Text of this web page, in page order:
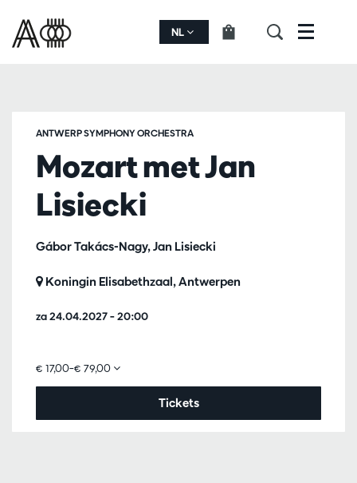
NL Menu
Mozart met Jan
Lisiecki
Gábor Takács-Nagy, Jan Lisiecki
ANTWERP SYMPHONY ORCHESTRA
za 24.04.2027– 20:00
Koningin Elisabethzaal, Antwerpen
€ 17,00–€ 79,00
Tickets